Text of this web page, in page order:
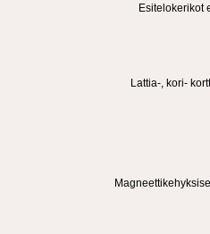
Esitelokerikot
Lattia-, kori-